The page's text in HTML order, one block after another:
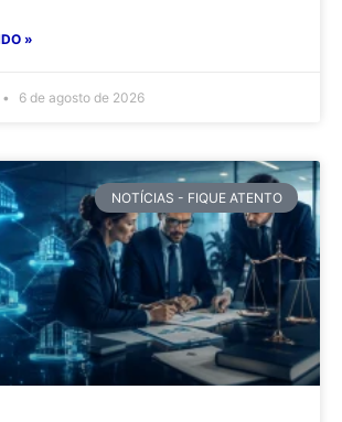
»
6 de agosto de 2026
NOTÍCIAS - FIQUE ATENTO